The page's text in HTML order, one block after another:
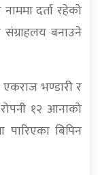
दर्ता रहेको
बनाउने
भण्डारी र
१२ आनाको
बिपिन